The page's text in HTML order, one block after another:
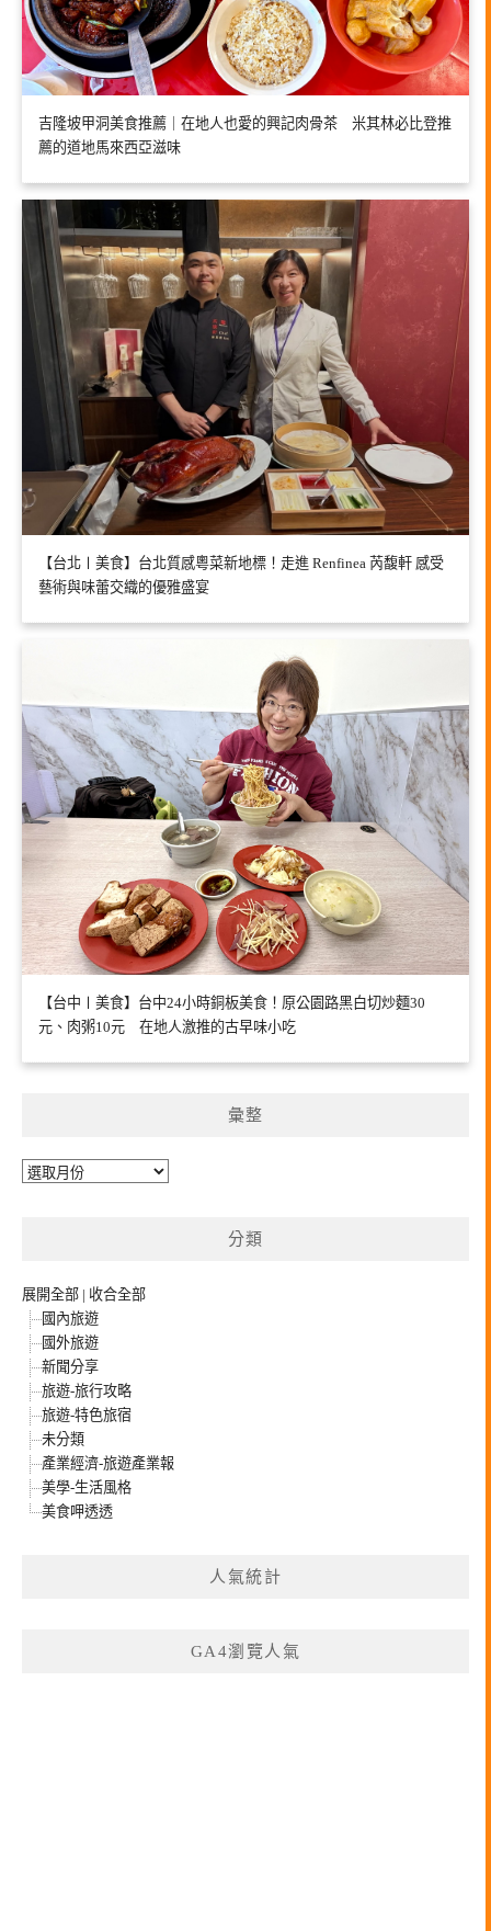
吉隆坡甲洞美食推薦｜在地人也愛的興記肉骨茶 米其林必比登推
薦的道地馬來西亞滋味
【台北〡美食】台北質感粵菜新地標！走進 Renfinea 芮馥軒 感受
藝術與味蕾交織的優雅盛宴
【台中〡美食】台中24小時銅板美食！原公園路黑白切炒麵30
元、肉粥10元 在地人激推的古早味小吃
彙整
彙
分類
展開全部 | 收合全部
國內旅遊
國外旅遊
新聞分享
旅遊-旅行攻略
旅遊-特色旅宿
未分類
產業經濟-旅遊產業報
美學-生活風格
美食呷透透
人氣統計
GA4瀏覽人氣